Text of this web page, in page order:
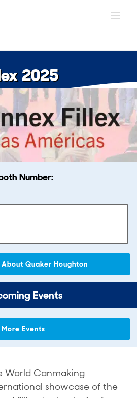
2025
World Canmaking
showcase of the
Number:
Quaker Houghton
Events
More Events